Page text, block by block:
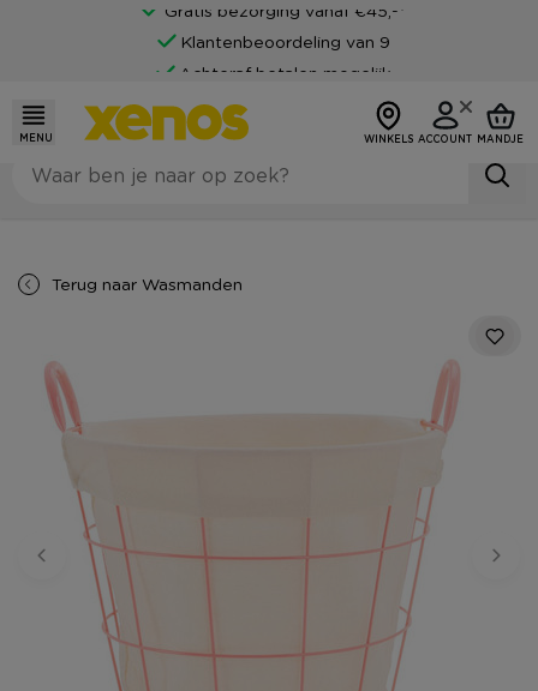
Gratis bezorging vanaf €45,-*
Klantenbeoordeling van 9
Achteraf betalen mogelijk
MENU WINKELS ACCOUNT MANDJE
Terug naar Wasmanden